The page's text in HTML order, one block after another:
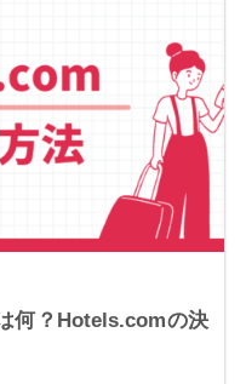
何？Hotels.comの決